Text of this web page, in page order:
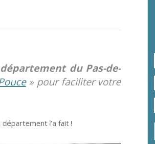
du Pas-de-
» pour faciliter votre
l’a fait !